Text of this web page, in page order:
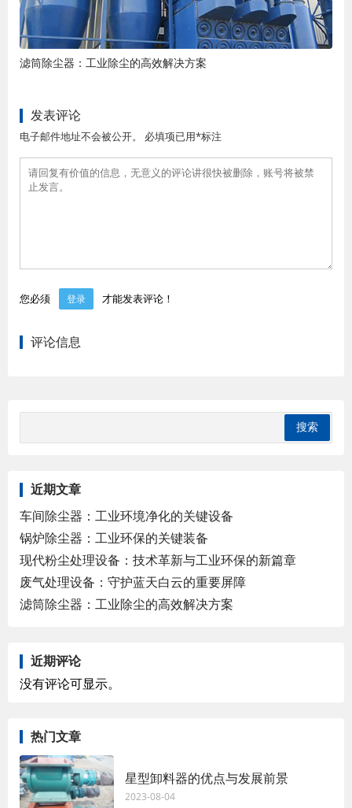
滤筒除尘器：工业除尘的高效解决方案
发表评论
电子邮件地址不会被公开。 必填项已用*标注
您必须 登录 才能发表评论！
评论信息
近期文章
车间除尘器：工业环境净化的关键设备
锅炉除尘器：工业环保的关键装备
现代粉尘处理设备：技术革新与工业环保的新篇章
废气处理设备：守护蓝天白云的重要屏障
滤筒除尘器：工业除尘的高效解决方案
近期评论
没有评论可显示。
热门文章
星型卸料器的优点与发展前景
2023-08-04